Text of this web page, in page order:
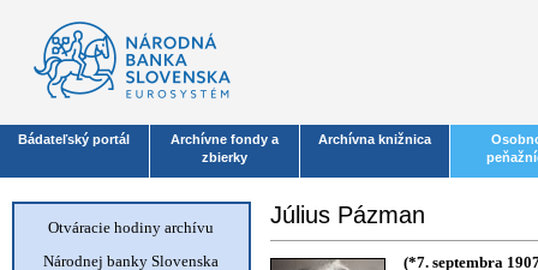
Bádateľský portál
Archívne fondy a
zbierky
Archívna knižnica
Otváracie hodiny archívu
Národnej banky Slovenska
Július Pázman
(*7. septembra